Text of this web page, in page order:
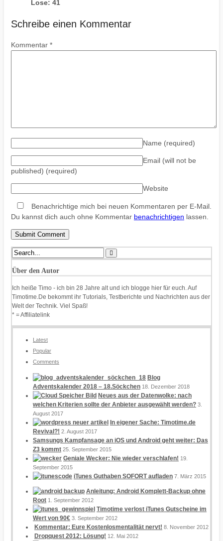
Lose: 41
Schreibe einen Kommentar
Kommentar *
Name (required)
Email (will not be
published) (required)
Website
Benachrichtige mich bei neuen Kommentaren per E-Mail.
Du kannst dich auch ohne Kommentar benachrichtigen lassen.
Über den Autor
Ich heiße Timo - ich bin 28 Jahre alt und ich blogge hier für euch. Auf
Timotime.De bekommt ihr Tutorials, Testberichte und Nachrichten aus der
Welt der Technik. Viel Spaß!
* = Affiliatelink
Latest
Popular
Comments
Blog
Adventskalender 2018 – 18.Söckchen 18. Dezember 2018
Neues aus der Datenwolke: nach
welchen Kriterien sollte der Anbieter ausgewählt werden? 3.
August 2017
In eigener Sache: Timotime.de
Revival?! 2. August 2017
Samsungs Kampfansage an iOS und Android geht weiter: Das
Z3 kommt 25. September 2015
Geniale Wecker: Nie wieder verschlafen! 19.
September 2015
iTunes Guthaben SOFORT aufladen 7. März 2015
Anleitung: Android Komplett-Backup ohne
Root 1. September 2012
Timotime verlost iTunes Gutscheine im
Wert von 90€ 3. September 2012
Kommentar: Eure Kostenlosmentalität nervt! 8. November 2012
Dropquest 2012: Lösung! 12. Mai 2012